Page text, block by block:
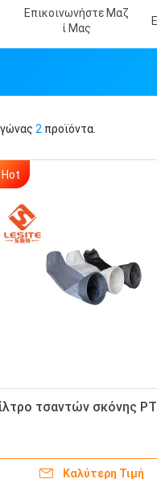
Επικοινωνήστε Μαζ
Ί Μας
2 προϊόντα.
Hot
τσαντών σκόνης
Καλύτερη Τιμή